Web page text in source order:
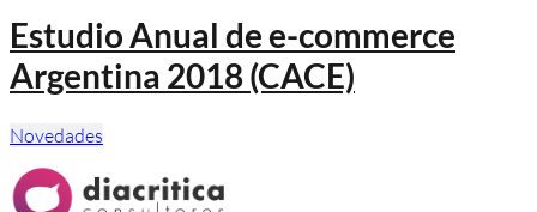
Estudio Anual de e-commerce
Argentina 2018 (CACE)
Novedades